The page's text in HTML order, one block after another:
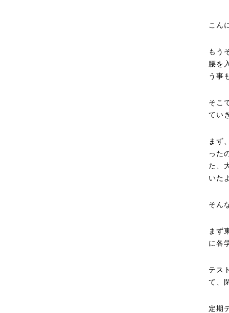
こん
もう
腰を
う事
そこ
てい
まず
った
た、
いた
そん
まず
に各
テス
て、
定期